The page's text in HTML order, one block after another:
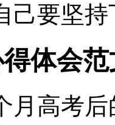
己要坚持
体会范
月高考